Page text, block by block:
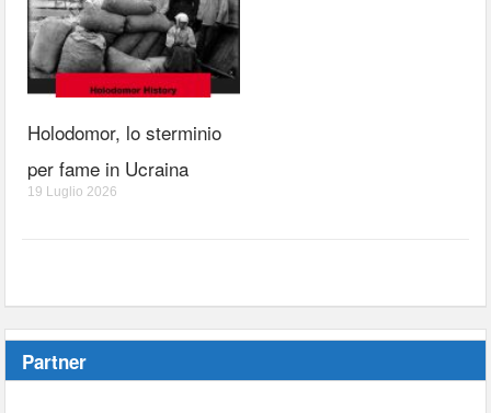
Holodomor, lo sterminio
per fame in Ucraina
19 Luglio 2026
Partner